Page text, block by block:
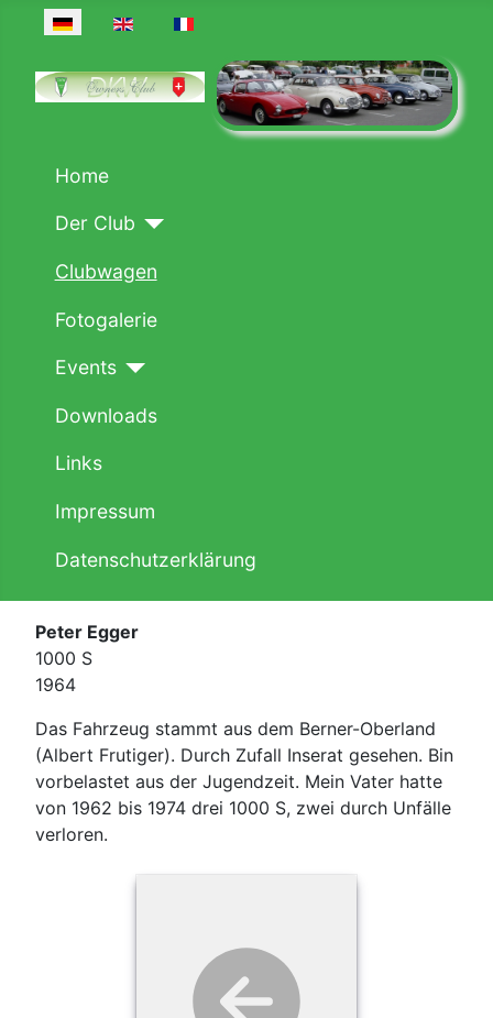
Sprache auswählen
Home
Der Club
Clubwagen
Fotogalerie
Events
Downloads
Links
Impressum
Datenschutzerklärung
Peter Egger
1000 S
1964
Das Fahrzeug stammt aus dem Berner-Oberland
(Albert Frutiger). Durch Zufall Inserat gesehen. Bin
vorbelastet aus der Jugendzeit. Mein Vater hatte
von 1962 bis 1974 drei 1000 S, zwei durch Unfälle
verloren.